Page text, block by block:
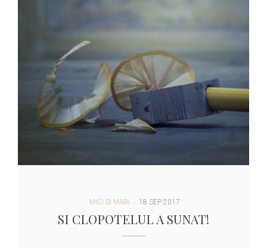
MICI SI MARI 18 SEP 2017
SI CLOPOTELUL A SUNAT!